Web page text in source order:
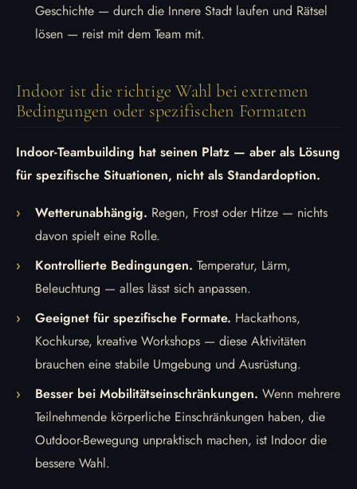
Geschichte — durch die Innere Stadt laufen und Rätsel
lösen — reist mit dem Team mit.
Indoor ist die richtige Wahl bei extremen
Bedingungen oder spezifischen Formaten
Indoor-Teambuilding hat seinen Platz — aber als Lösung
für spezifische Situationen, nicht als Standardoption.
Wetterunabhängig. Regen, Frost oder Hitze — nichts
davon spielt eine Rolle.
Kontrollierte Bedingungen. Temperatur, Lärm,
Beleuchtung — alles lässt sich anpassen.
Geeignet für spezifische Formate. Hackathons,
Kochkurse, kreative Workshops — diese Aktivitäten
brauchen eine stabile Umgebung und Ausrüstung.
Besser bei Mobilitätseinschränkungen. Wenn mehrere
Teilnehmende körperliche Einschränkungen haben, die
Outdoor-Bewegung unpraktisch machen, ist Indoor die
bessere Wahl.